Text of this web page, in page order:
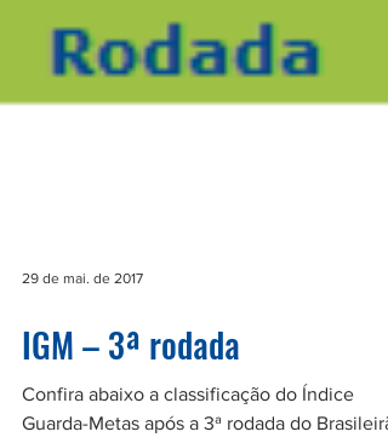
29 de mai. de 2017
IGM – 3ª rodada